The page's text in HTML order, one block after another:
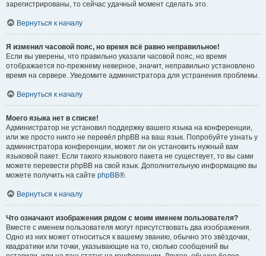
зарегистрированы, то сейчас удачный момент сделать это.
Вернуться к началу
Я изменил часовой пояс, но время всё равно неправильное!
Если вы уверены, что правильно указали часовой пояс, но время
отображается по-прежнему неверное, значит, неправильно установлено
время на сервере. Уведомите администратора для устранения проблемы.
Вернуться к началу
Моего языка нет в списке!
Администратор не установил поддержку вашего языка на конференции,
или же просто никто не перевёл phpBB на ваш язык. Попробуйте узнать у
администратора конференции, может ли он установить нужный вам
языковой пакет. Если такого языкового пакета не существует, то вы сами
можете перевести phpBB на свой язык. Дополнительную информацию вы
можете получить на сайте phpBB®.
Вернуться к началу
Что означают изображения рядом с моим именем пользователя?
Вместе с именем пользователя могут присутствовать два изображения.
Одно из них может относиться к вашему званию, обычно это звёздочки,
квадратики или точки, указывающие на то, сколько сообщений вы